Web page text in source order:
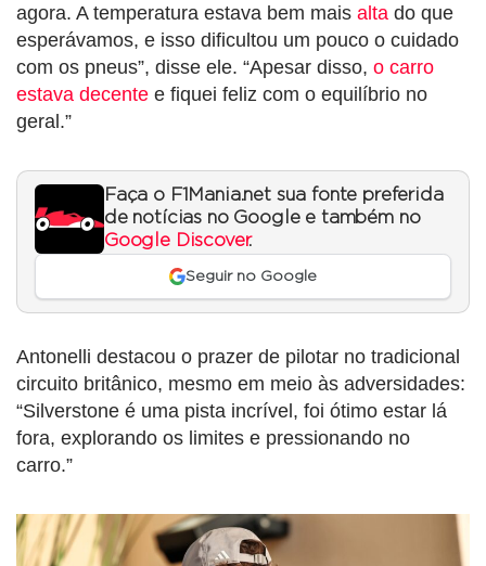
agora. A temperatura estava bem mais alta do que
esperávamos, e isso dificultou um pouco o cuidado
com os pneus”, disse ele. “Apesar disso, o carro
estava decente e fiquei feliz com o equilíbrio no
geral.”
Faça o F1Mania.net sua fonte preferida
de notícias no Google e também no
Google Discover.
Seguir no Google
Antonelli destacou o prazer de pilotar no tradicional
circuito britânico, mesmo em meio às adversidades:
“Silverstone é uma pista incrível, foi ótimo estar lá
fora, explorando os limites e pressionando no
carro.”